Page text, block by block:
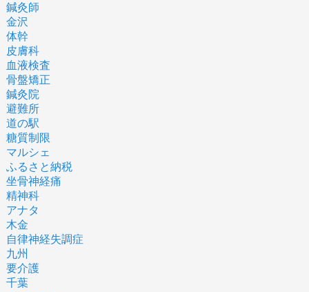
鍼灸師
金沢
体幹
皮膚科
血液検査
骨盤矯正
鍼灸院
避難所
道の駅
糖質制限
マルシェ
ふるさと納税
坐骨神経痛
精神科
アナタ
木金
自律神経失調症
九州
要介護
千葉